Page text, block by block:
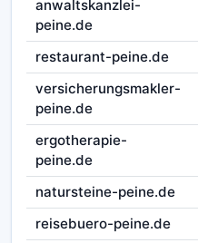
anwaltskanzlei-
peine.de
restaurant-peine.de
versicherungsmakler-
peine.de
ergotherapie-
peine.de
natursteine-peine.de
reisebuero-peine.de